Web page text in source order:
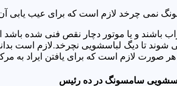
نمی چرخد لازم است که برای عیب یابی آن
باشند و یا موتور دچار نقص فنی شده
تا دیگ لباسشویی نچرخد.لازم است
صورت لازم است که برای یافتن ایراد به
سامسونگ در ده رئیس